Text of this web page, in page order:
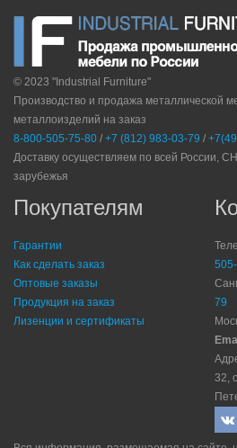
© 2023 "Industrial Furniture"
Производство и продажа металлической
металлоизделий на заказ
8-800-505-75-80 / +7 (812) 983-03-79 /
Доставку осуществляем по всей России,
зарубежья
Покупателям
Гарантии
Как сделать заказ
Оптовые заказы
Продукция на заказ
Лизенции и сертификаты
79
32,